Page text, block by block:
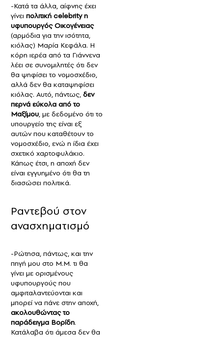
-Κατά τα άλλα, αίφνης έχει
γίνει πολιτική celebrity η
υφυπουργός Οικογένειας
(αρμόδια για την ισότητα,
κιόλας) Μαρία Κεφάλα. Η
κόρη ιερέα από τα Γιάννενα
λέει σε συνομιλητές ότι δεν
θα ψηφίσει το νομοσχέδιο,
αλλά δεν θα καταψηφίσει
κιόλας. Αυτό, πάντως, δεν
περνά εύκολα από το
Μαξίμου, με δεδομένο ότι το
υπουργείο της είναι εξ
αυτών που καταθέτουν το
νομοσχέδιο, ενώ η ίδια έχει
σχετικό χαρτοφυλάκιο.
Κάπως έτσι, η αποχή δεν
είναι εγγυημένο ότι θα τη
διασώσει πολιτικά.
Ραντεβού στον
ανασχηματισμό
-Ρώτησα, πάντως, και την
πηγή μου στο Μ.Μ. τι θα
γίνει με ορισμένους
υφυπουργούς που
αμφιταλαντεύονται και
μπορεί να πάνε στην αποχή,
ακολουθώντας το
παράδειγμα Βορίδη.
Κατάλαβα ότι άμεσα δεν θα